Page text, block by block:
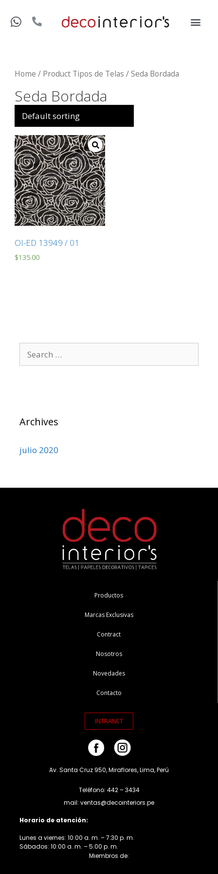
Home / Product Tipos de Telas / Seda Bordada
Seda Bordada
OI-ED 13949 / 01
$135.00
Archives
julio 2020
Productos
Marcas Exclusivas
Contract
Nosotros
Novedades
Contacto
INTRANET
Av. Santa Cruz 950, Miraflores, Lima, Perú
Teléfono: 442 – 3434
mail: ventas@decointeriors.pe
Horario de atención:
Lunes a viernes: 10:00 a. m. – 7:30 p. m.
Sábados: 10:00 a. m. – 5:00 p. m.
Miembros de: